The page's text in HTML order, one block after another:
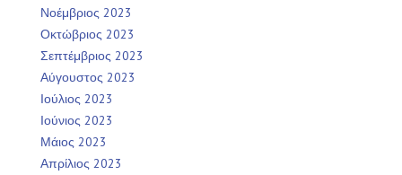
Νοέμβριος 2023
Οκτώβριος 2023
Σεπτέμβριος 2023
Αύγουστος 2023
Ιούλιος 2023
Ιούνιος 2023
Μάιος 2023
Απρίλιος 2023